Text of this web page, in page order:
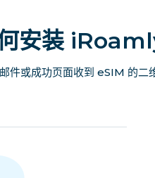
安装
件或成功页面收到 eSIM 的